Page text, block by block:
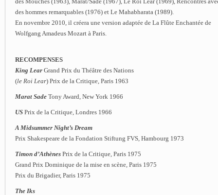
des Mouches (1963), Marat/Sade (1967), Le Roi Lear (1969), Rencontres
des hommes remarquables (1976) et Le Mahabharata (1989).
En novembre 2010, il créera une version adaptée de La Flûte Enchantée de
Wolfgang Amadeus Mozart à Paris.
RECOMPENSES
King Lear Grand Prix du Théâtre des Nations
(le Roi Lear) Prix de la Critique, Paris 1963
Marat Sade Tony Award, New York 1966
US Prix de la Critique, Londres 1966
A Midsummer Night’s Dream
Prix Shakespeare de la Fondation Stiftung FVS, Hambourg 1973
Timon d’Athènes Prix de la Critique, Paris 1975
Grand Prix Dominique de la mise en scène, Paris 1975
Prix du Brigadier, Paris 1975
The Iks